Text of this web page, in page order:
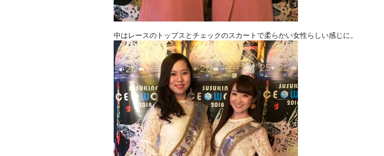
中はレースのトップスとチェックのスカートで柔らかい女性らしい感じに。